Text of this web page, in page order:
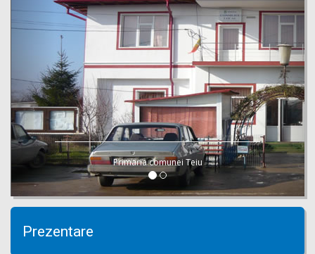
Primaria comunei Teiu
Prezentare